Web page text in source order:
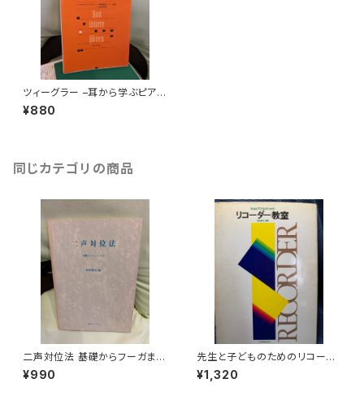
ツィーグラー –耳から学ぶピアノ
教本のために– Gedanken zu
m Inner Hören【著者：ベアタ・
¥880
同じカテゴリの商品
二声対位法 基礎からフーガまで
【編著：柏木俊夫】出版社：東京
コレギウム 1990年
¥990
先生と子どものためのリコーダ
ー教室【編著：畑田兼吉】出版
社：全音楽譜出版社 昭和59年
¥1,320